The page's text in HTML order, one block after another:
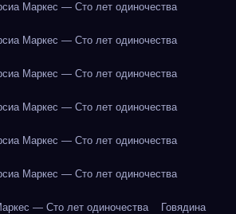
Маркес — Сто лет одиночества
Маркес — Сто лет одиночества
Маркес — Сто лет одиночества
Маркес — Сто лет одиночества
Маркес — Сто лет одиночества
Маркес — Сто лет одиночества
— Сто лет одиночества Говядина